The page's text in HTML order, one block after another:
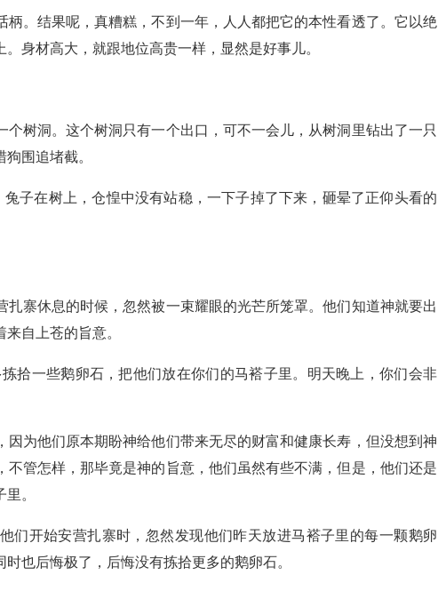
。结果呢，真糟糕，不到一年，人人都把它的本性看透了。它以绝
身材高大，就跟地位高贵一样，显然是好事儿。
树洞。这个树洞只有一个出口，可不一会儿，从树洞里钻出了一只
围追堵截。
兔子在树上，仓惶中没有站稳，一下子掉了下来，砸晕了正仰头看的
寨休息的时候，忽然被一束耀眼的光芒所笼罩。他们知道神就要出
自上苍的旨意。
拾一些鹅卵石，把他们放在你们的马褡子里。明天晚上，你们会非
为他们原本期盼神给他们带来无尽的财富和健康长寿，但没想到神
管怎样，那毕竟是神的旨意，他们虽然有些不满，但是，他们还是
。
们开始安营扎寨时，忽然发现他们昨天放进马褡子里的每一颗鹅卵
也后悔极了，后悔没有拣拾更多的鹅卵石。